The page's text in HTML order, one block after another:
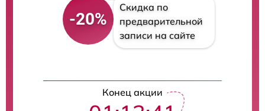
-20%
Скидка по
предварительной
записи на сайте
Конец акции